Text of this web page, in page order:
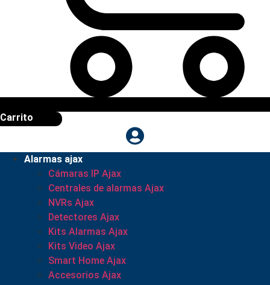
Carrito
Alarmas ajax
Cámaras IP Ajax
Centrales de alarmas Ajax
NVRs Ajax
Detectores Ajax
Kits Alarmas Ajax
Kits Video Ajax
Smart Home Ajax
Accesorios Ajax